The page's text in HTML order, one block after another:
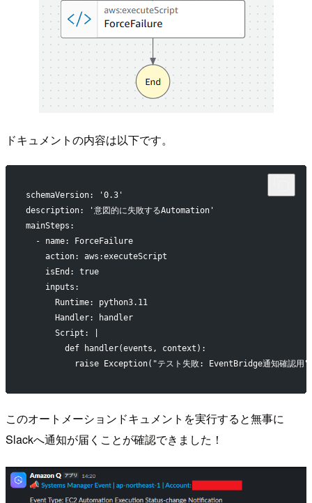
ドキュメントの内容は以下です。
schemaVersion: '0.3'
description: '意図的に失敗するAutomation'
mainSteps:
  - name: ForceFailure
    action: aws:executeScript
    isEnd: true
    inputs:
      Runtime: python3.11
      Handler: handler
      Script: |
        def handler(events, context):
raise Exception("テスト失敗: EventBridge通知確認用
このオートメーションドキュメントを実行すると無事に
Slackへ通知が届くことが確認できました！